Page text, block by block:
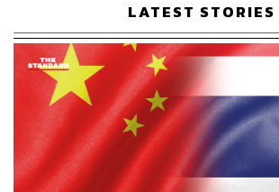
ดูถูกเขา ที่จริงแล้วทุกข์ของใค
สำหรับเขา และความทุกข์จะเ
เป็นความทุกข์ของเรา
“ไม่เป็นไรนะ” เพราะแสดงว่าเร
เขาเจออยู่เป็นเรื่องสำคัญ แต่ส
เรื่องสำคัญมาก
“อย่าคิดสั้น” เพราะเป็นคำสั่ง เ
ตัดสินมาเยอะแล้ว เพราะฉะนั้
LATEST STORIES